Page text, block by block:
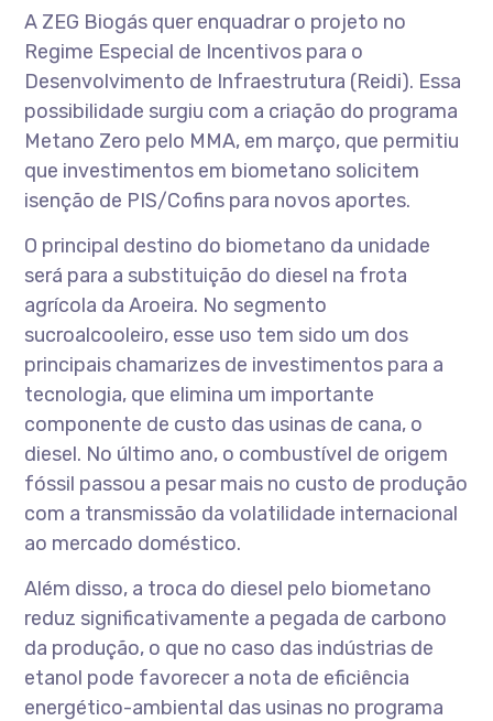
A ZEG Biogás quer enquadrar o projeto no
Regime Especial de Incentivos para o
Desenvolvimento de Infraestrutura (Reidi). Essa
possibilidade surgiu com a criação do programa
Metano Zero pelo MMA, em março, que permitiu
que investimentos em biometano solicitem
isenção de PIS/Cofins para novos aportes.
O principal destino do biometano da unidade
será para a substituição do diesel na frota
agrícola da Aroeira. No segmento
sucroalcooleiro, esse uso tem sido um dos
principais chamarizes de investimentos para a
tecnologia, que elimina um importante
componente de custo das usinas de cana, o
diesel. No último ano, o combustível de origem
fóssil passou a pesar mais no custo de produção
com a transmissão da volatilidade internacional
ao mercado doméstico.
Além disso, a troca do diesel pelo biometano
reduz significativamente a pegada de carbono
da produção, o que no caso das indústrias de
etanol pode favorecer a nota de eficiência
energético-ambiental das usinas no programa